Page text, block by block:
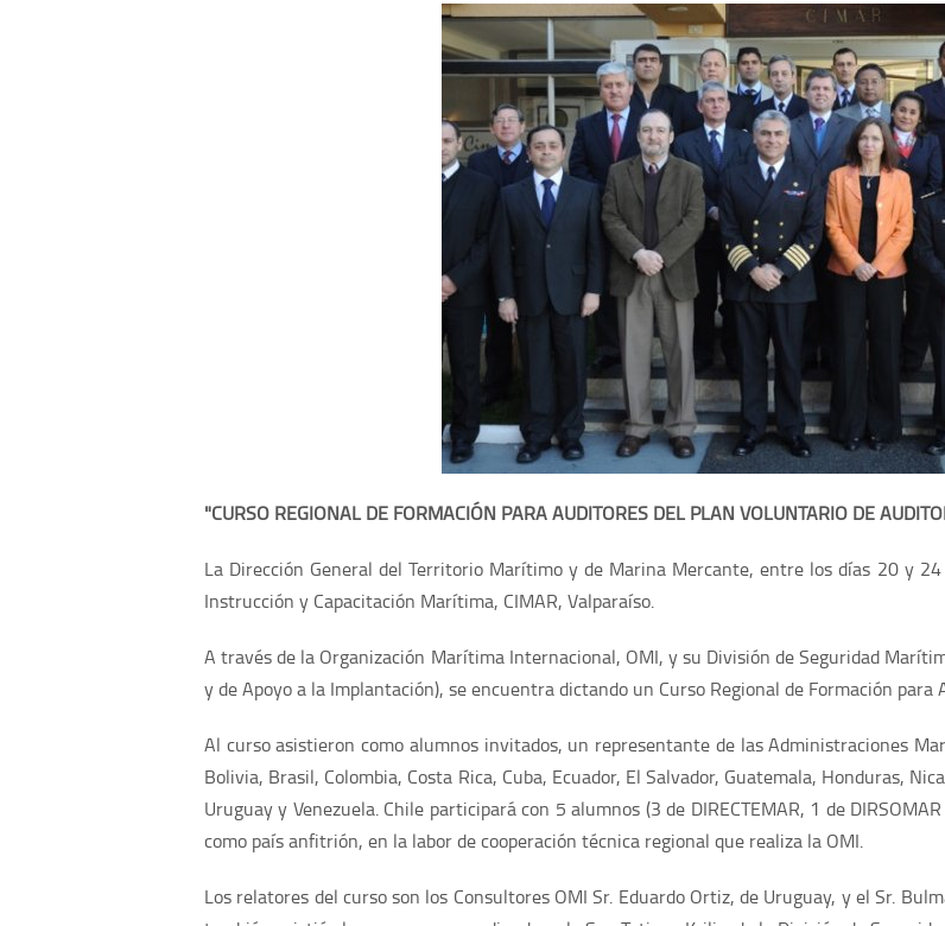
"CURSO REGIONAL DE FORMACIÓN PARA AUDITORES DEL PLAN VOLUNTARIO DE
La Dirección General del Territorio Marítimo y de Marina Mercante, entre los días 20 y
Instrucción y Capacitación Marítima, CIMAR, Valparaíso.
A través de la Organización Marítima Internacional, OMI, y su División de Seguridad
y de Apoyo a la Implantación), se encuentra dictando un Curso Regional de Formación para
Al curso asistieron como alumnos invitados, un representante de las Administraciones
Bolivia, Brasil, Colombia, Costa Rica, Cuba, Ecuador, El Salvador, Guatemala, Honduras,
Uruguay y Venezuela. Chile participará con 5 alumnos (3 de DIRECTEMAR, 1 de
como país anfitrión, en la labor de cooperación técnica regional que realiza la OMI.
Los relatores del curso son los Consultores OMI Sr. Eduardo Ortiz, de Uruguay, y el Sr.